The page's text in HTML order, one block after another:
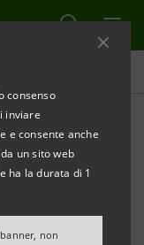
consenso
inviare
e consente anche
un sito web
ha la durata di 1
non
PROGRAMMA
FINALIZZATO
19 AGOSTO - 23